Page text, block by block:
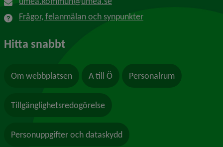
Frågor, felanmälan och synpunkter
Hitta snabbt
Om webbplatsen A till Ö Personalrum
Tillgänglighetsredogörelse
Personuppgifter och dataskydd